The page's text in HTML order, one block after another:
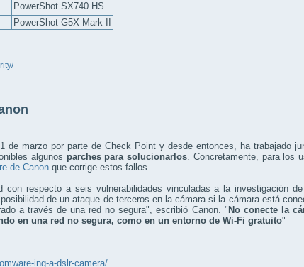
PowerShot SX740 HS
PowerShot G5X Mark II
de marzo por parte de Check Point y desde entonces, ha trabajado
algunos parches para solucionarlos. Concretamente, para los
de Canon que corrige estos fallos.
con respecto a seis vulnerabilidades vinculadas a la investigación
de un ataque de terceros en la cámara si la cámara está
a través de una red no segura", escribió Canon. " No conecte la
en una red no segura, como en un entorno de Wi-Fi gratuito"
ing-a-dslr-camera/